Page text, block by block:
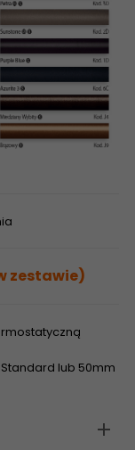
zestawie)
lub 50mm